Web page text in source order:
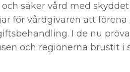
säker vård med
för vårdgivaren att förena
I de nu
och regionerna brustit